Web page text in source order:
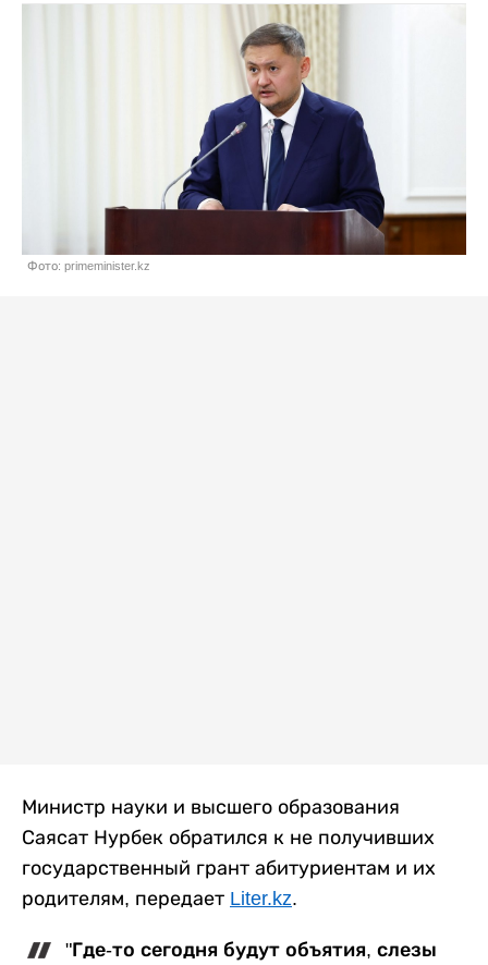
Фото: primeminister.kz
Министр науки и высшего образования
Саясат Нурбек обратился к не получивших
государственный грант абитуриентам и их
родителям, передает Liter.kz.
"Где-то сегодня будут объятия, слезы